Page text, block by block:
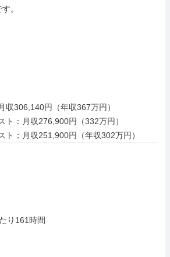
。
306,140円（年収367万円）
：月収276,900円（332万円）
；月収251,900円（年収302万円）
り161時間